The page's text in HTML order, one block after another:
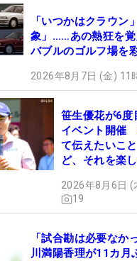
「いつかはクラウン
象」……あの熱狂を覚
バブルのゴルフ場を
2026年8月7日 (金) 11
笹生優花が6度
イベント開催
て伝えたいこ
ど、それを楽し
2026年8月6日 (
19
「試合勘は必要な
川満陽香理が11カ月